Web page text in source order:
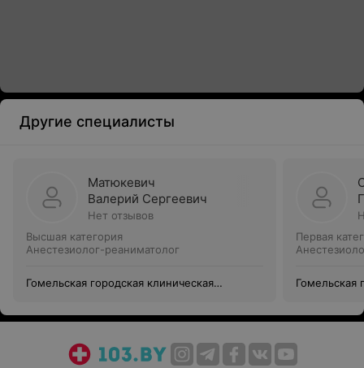
Другие специалисты
Матюкевич
Валерий Сергеевич
Нет отзывов
Высшая категория
Анестезиолог-реаниматолог
Гомельская городская клиническая
Первая
Гомельская